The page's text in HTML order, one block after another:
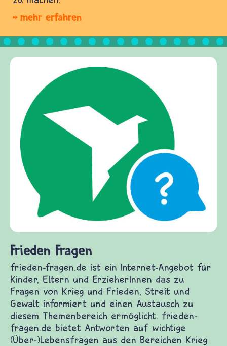
mehr erfahren
Frieden Fragen
frieden-fragen.de ist ein Internet-Angebot für
Kinder, Eltern und ErzieherInnen das zu
Fragen von Krieg und Frieden, Streit und
Gewalt informiert und einen Austausch zu
diesem Themenbereich ermöglicht. frieden-
fragen.de bietet Antworten auf wichtige
(Über-)Lebensfragen aus den Bereichen Krieg